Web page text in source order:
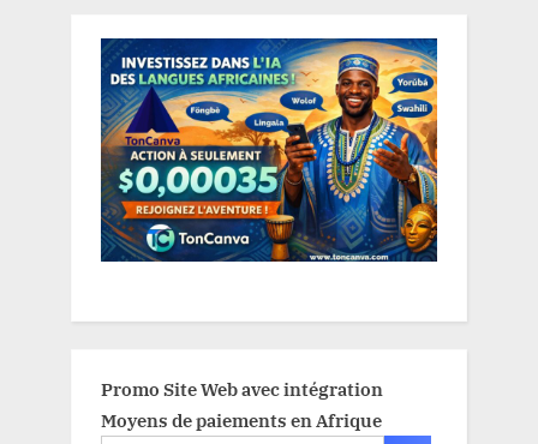
Promo Site Web avec intégration
Moyens de paiements en Afrique